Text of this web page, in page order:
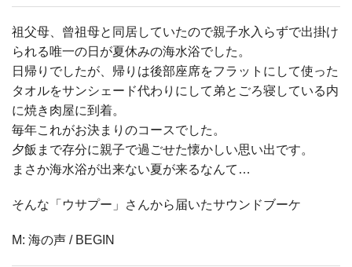
祖父母、曾祖母と同居していたので親子水入らずで出掛け
られる唯一の日が夏休みの海水浴でした。
日帰りでしたが、帰りは後部座席をフラットにして使った
タオルをサンシェード代わりにして弟とごろ寝している内
に焼き肉屋に到着。
毎年これがお決まりのコースでした。
夕飯まで存分に親子で過ごせた懐かしい思い出です。
まさか海水浴が出来ない夏が来るなんて…
そんな「ウサプー」さんから届いたサウンドブーケ
M: 海の声 / BEGIN